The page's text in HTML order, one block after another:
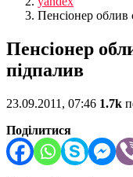
Пенсіонер облив
Пенсіонер
підпалив
23.09.2011, 07:46 1.7k
Поділитися